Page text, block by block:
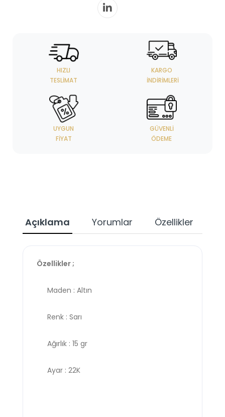
HIZLI
TESLIMAT
KARGO
İNDIRIMLERI
UYGUN
FIYAT
GÜVENLI
ÖDEME
Açıklama Yorumlar Özellikler
Özellikler ;
Maden : Altın
Renk : Sarı
Ağırlık : 15 gr
Ayar : 22K